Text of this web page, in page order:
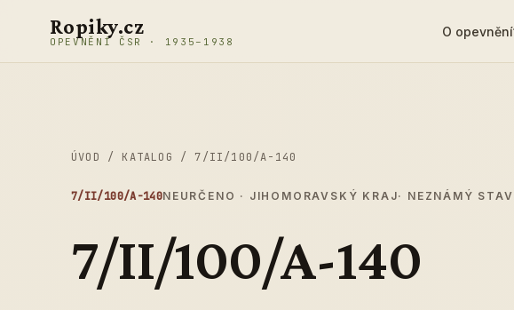
Ropiky.cz
OPEVNĚNÍ ČSR · 1935–1938
O opevnění
ÚVOD / KATALOG / 7/II/100/A-140
7/II/100/A-140NEURČENO · JIHOMORAVSKÝ KRAJ· NEZNÁMÝ STAV
7/II/100/A-140